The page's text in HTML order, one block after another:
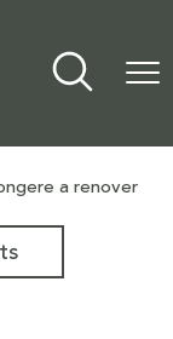
a renover